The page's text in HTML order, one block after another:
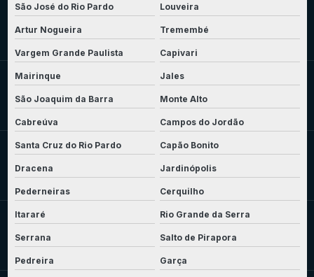
São José do Rio Pardo Louveira
Artur Nogueira Tremembé
Vargem Grande Paulista Capivari
Mairinque Jales
São Joaquim da Barra Monte Alto
Cabreúva Campos do Jordão
Santa Cruz do Rio Pardo Capão Bonito
Dracena Jardinópolis
Pederneiras Cerquilho
Itararé Rio Grande da Serra
Serrana Salto de Pirapora
Pedreira Garça